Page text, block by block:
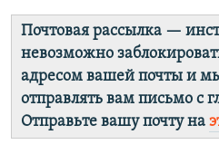
Почтовая рассылка —
невозможно
адресом вашей почты и
отправлять вам письмо с
Отправьте вашу почту на